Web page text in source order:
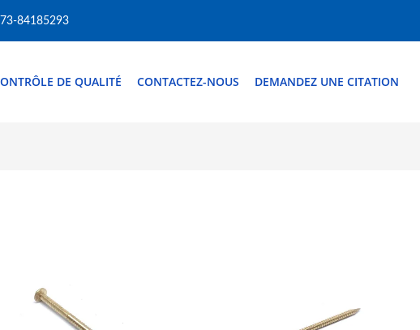
84185293
DE QUALITÉ CONTACTEZ-NOUS DEMANDEZ UNE CITATION